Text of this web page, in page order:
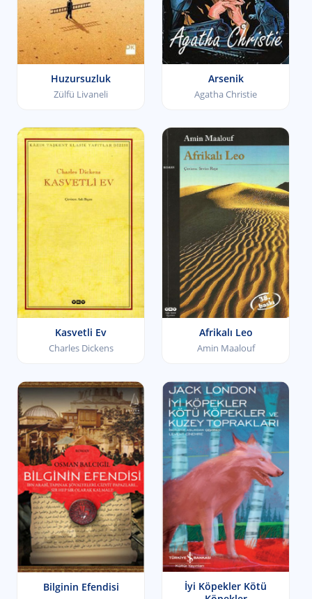
Huzursuzluk
Zülfü Livaneli
Arsenik
Agatha Christie
Kasvetli Ev
Charles Dickens
Afrikalı Leo
Amin Maalouf
Bilginin Efendisi
İyi Köpekler Kötü